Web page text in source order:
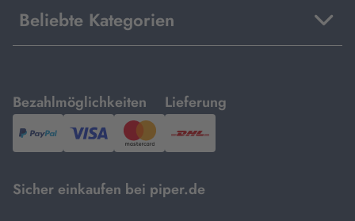
Beliebte Kategorien
Bezahlmöglichkeiten
mit
PayPal,Visa
und
Lieferung
mit
DHL.
Sicher einkaufen bei piper.de